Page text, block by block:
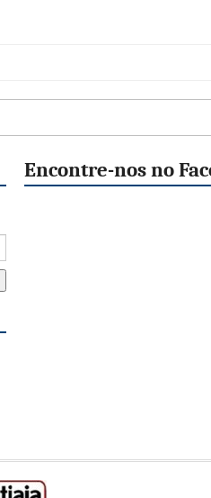
Encontre-nos no